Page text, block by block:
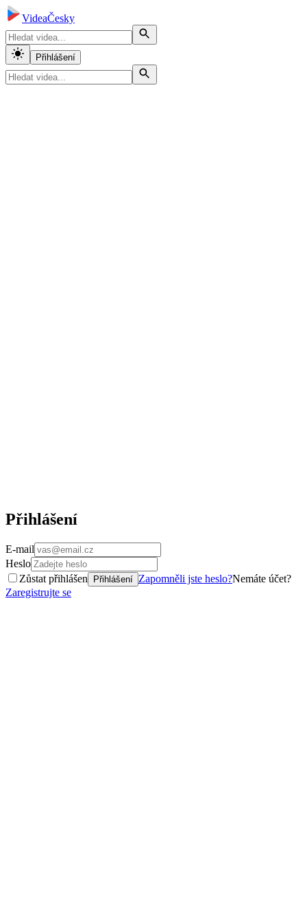
VideaČesky
Přihlášení
Přihlášení
E-mail
Heslo
Zůstat přihlášen
Přihlášení Zapomněli jste heslo?Nemáte účet?
Zaregistrujte se